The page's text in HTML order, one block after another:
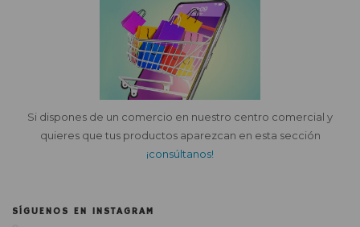
Si dispones de un comercio en nuestro centro comercial y
quieres que tus productos aparezcan en esta sección
¡consúltanos!
SÍGUENOS EN INSTAGRAM